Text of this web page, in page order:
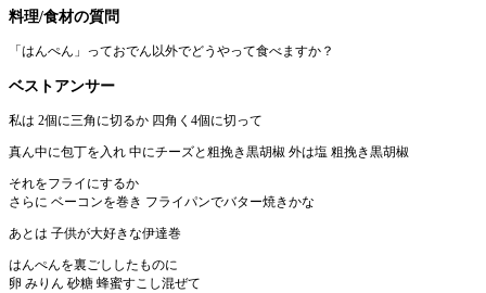
料理/食材の質問
「はんぺん」っておでん以外でどうやって食べますか？
ベストアンサー
私は 2個に三角に切るか 四角く4個に切って
真ん中に包丁を入れ 中にチーズと粗挽き黒胡椒 外は塩 粗挽き黒胡椒
それをフライにするか
さらに ベーコンを巻き フライパンでバター焼きかな
あとは 子供が大好きな伊達巻
はんぺんを裏ごししたものに
卵 みりん 砂糖 蜂蜜すこし混ぜて